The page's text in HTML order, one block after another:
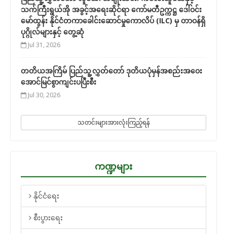
သက်ကြီးရွယ်အို အခွင့်အရေးဆိုင်ရာ ကော်မတီဥက္ကဋ္ဌ ဒေါ်ဝင်း
မော်ထွန်း နိုင်ငံတကာခေါင်းဆောင်မှုကောလိပ် (ILC) မှ တာဝန်ရှိ
ပုဂ္ဂိုလ်များနှင့် တွေ့ဆုံ
Jul 31, 2026
တတိယအကြိမ် ပြည်သူ့လွှတ်တော် ဒုတိယပုံမှန်အစည်းအဝေး
အောင်မြင်စွာကျင်းပပြီးစီး
Jul 30, 2026
သတင်းများအားလုံးကြည့်ရန်
ကဏ္ဍများ
နိုင်ငံရေး
စီးပွားရေး